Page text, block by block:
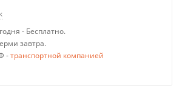
- Бесплатно.
завтра.
-транспортной компанией